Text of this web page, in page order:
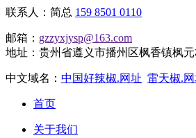
联系人：简总 159 8501 0110
邮箱： gzzyxjysp@163.com
地址：贵州省遵义市播州区枫香镇枫
中文域名： 中国好辣椒.网址 雷天椒.
首页
关于我们